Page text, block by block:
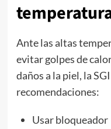
Ante las altas
evitar golpes de
daños a la piel, la
recomendaciones:
Usar bloqueador